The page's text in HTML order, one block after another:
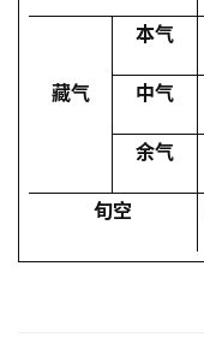
登录
本气
藏气 中气
余气
旬空